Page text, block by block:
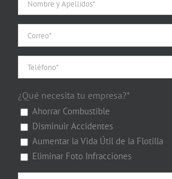
¿Qué necesita tu empresa?*
Ahorrar Combustible
Disminuir Accidentes
Aumentar la Vida Útil de la Flotilla
Eliminar Foto Infracciones